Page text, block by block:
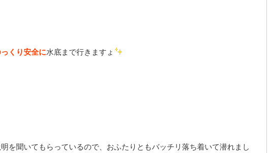
くり安全に水底まで行きますょ
を聞いてもらっているので、おふたりともバッチリ落ち着いて潜れまし